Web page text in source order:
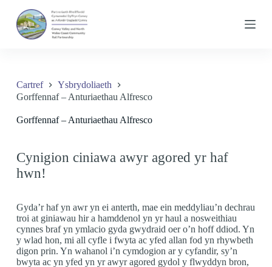
k
o
n
Cartref
Ysbrydoliaeth
Gorffennaf – Anturiaethau Alfresco
Gorffennaf – Anturiaethau Alfresco
Cynigion ciniawa awyr agored yr haf
hwn!
Gyda’r haf yn awr yn ei anterth, mae ein meddyliau’n dechrau
troi at giniawau hir a hamddenol yn yr haul a nosweithiau
cynnes braf yn ymlacio gyda gwydraid oer o’n hoff ddiod. Yn
y wlad hon, mi all cyfle i fwyta ac yfed allan fod yn rhywbeth
digon prin. Yn wahanol i’n cymdogion ar y cyfandir, sy’n
bwyta ac yn yfed yn yr awyr agored gydol y flwyddyn bron,